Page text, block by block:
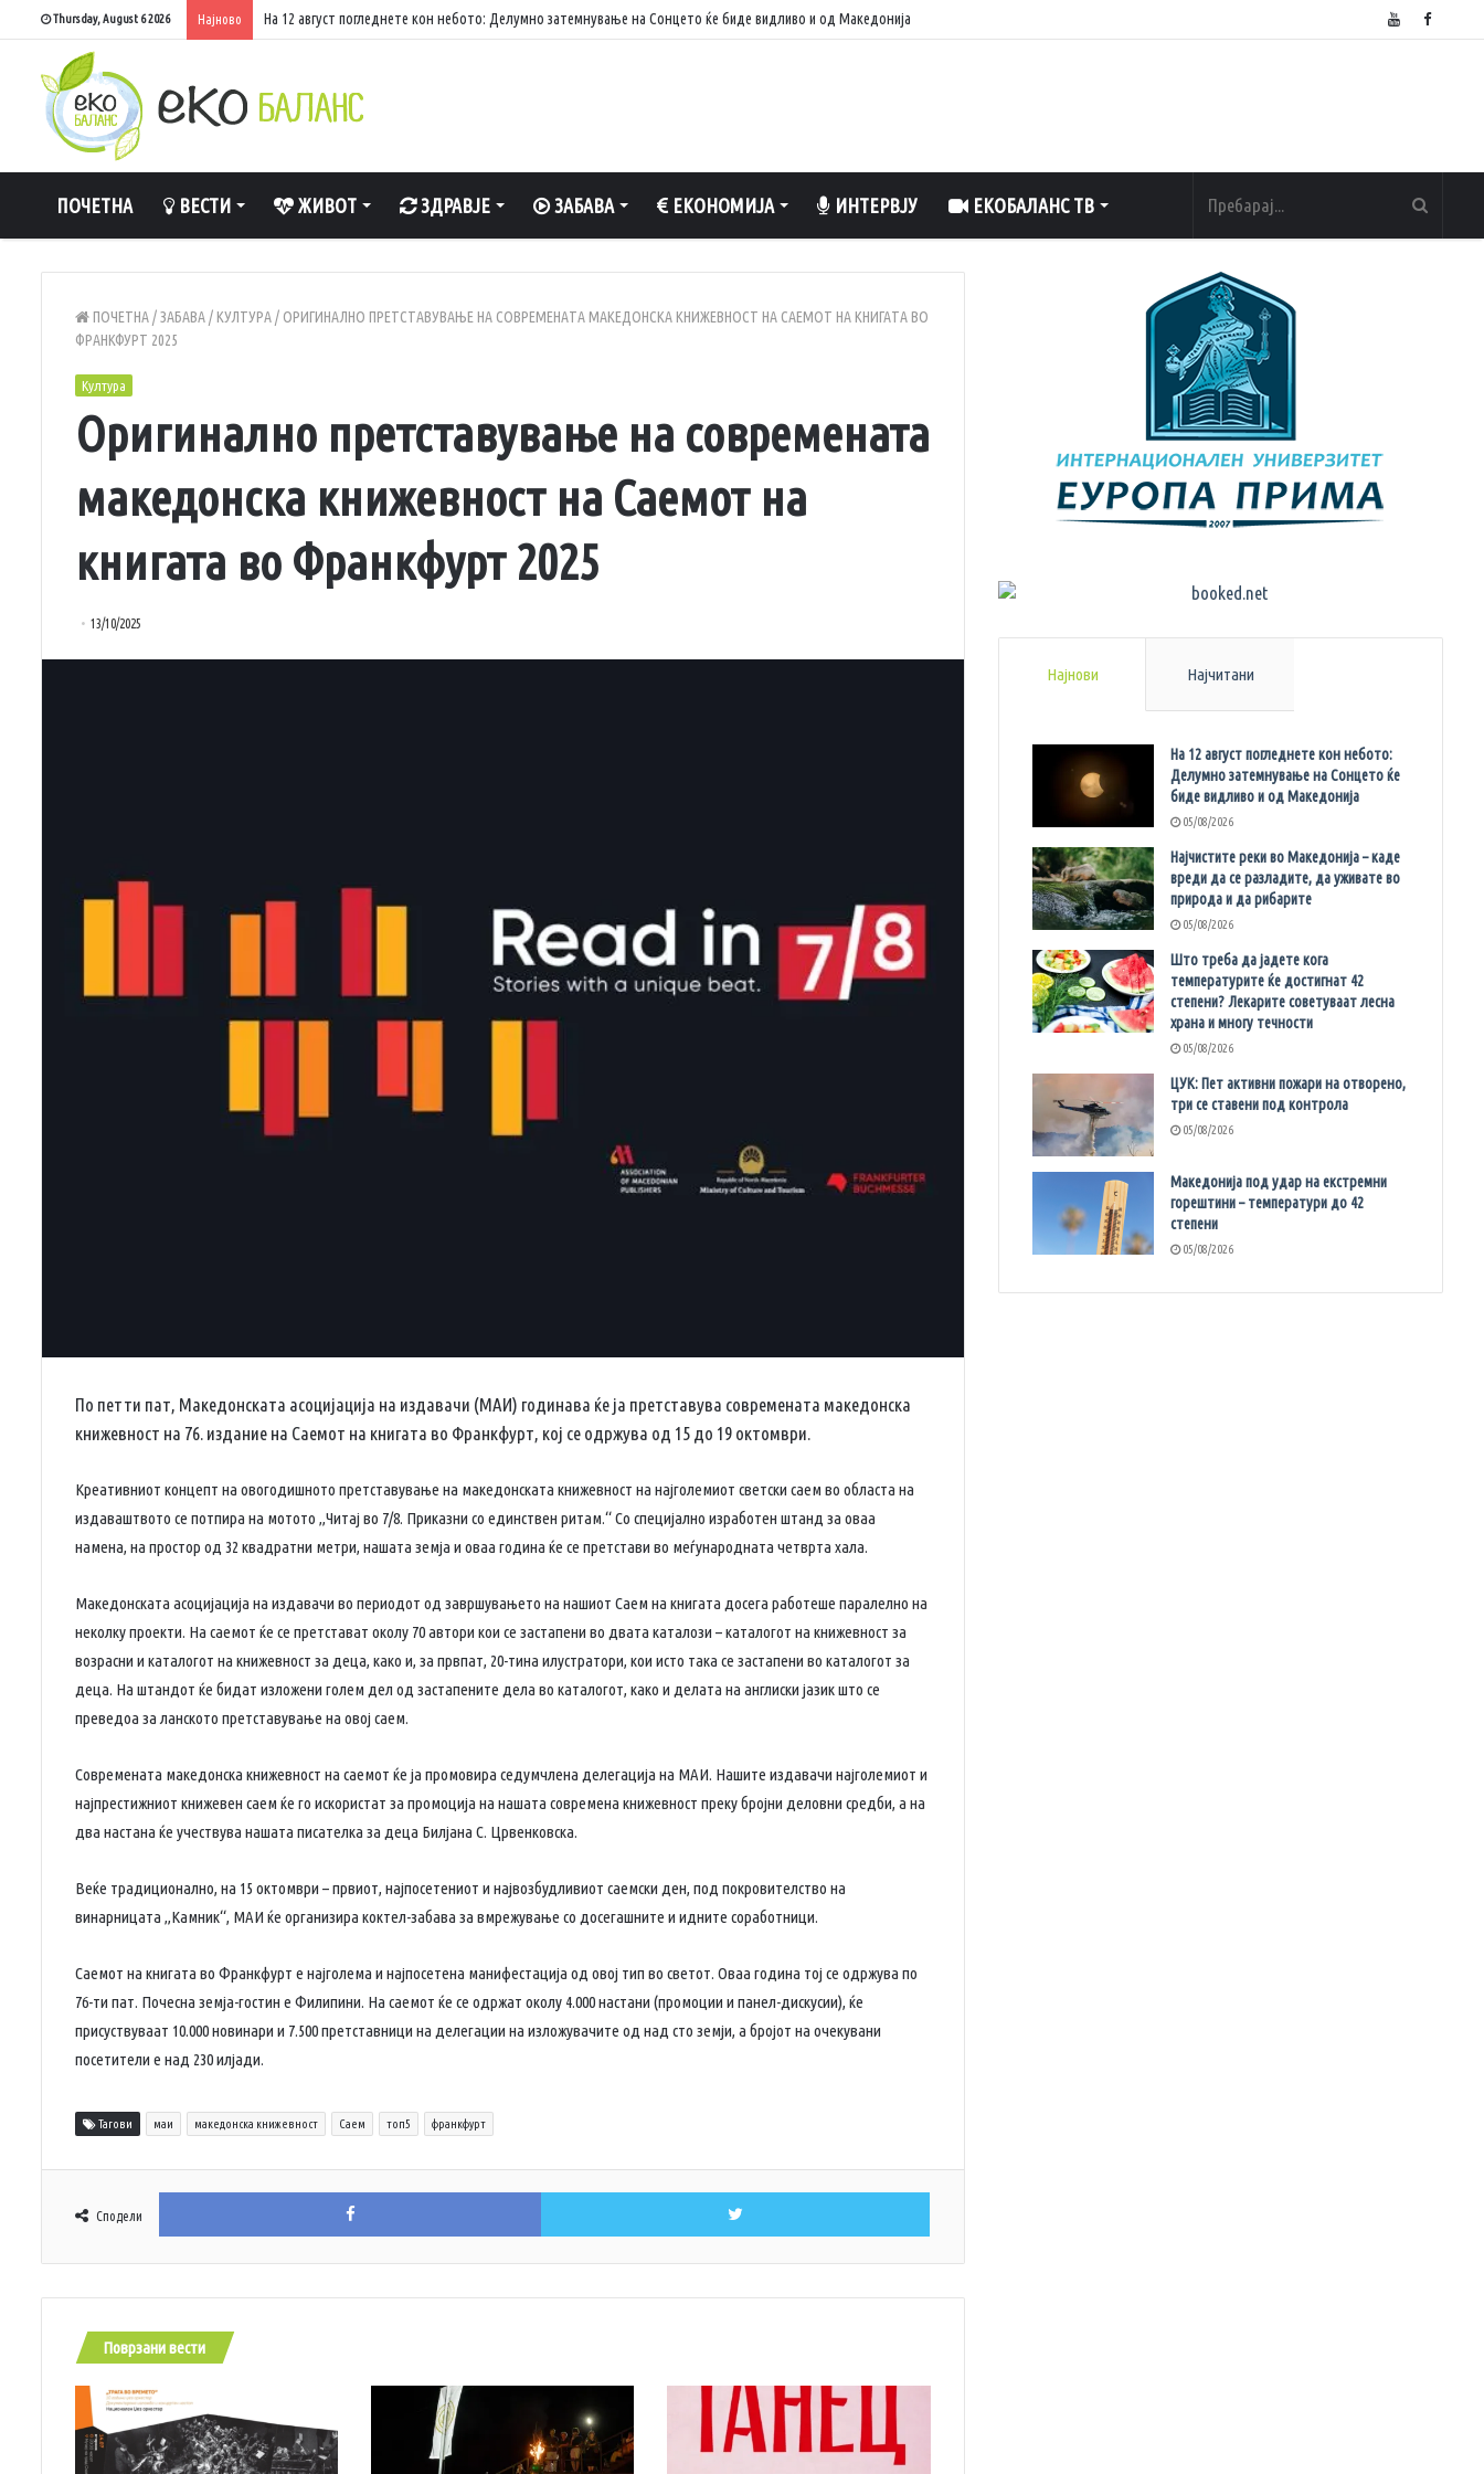
Thursday, August 6 2026 Најново На 12 август погледнете кон небото: Делумно затемнување на Сонцето ќе биде видливо и од Македонија
ПОЧЕТНА ВЕСТИ ЖИВОТ ЗДРАВЈЕ ЗАБАВА ЕКОНОМИЈА ИНТЕРВЈУ ЕКОБАЛАНС ТВ
ПОЧЕТНА/ЗАБАВА/ КУЛТУРА/ ОРИГИНАЛНО ПРЕТСТАВУВАЊЕ НА СОВРЕМЕНАТА МАКЕДОНСКА КНИЖЕВНОСТ НА САЕМОТ НА КНИГАТА ВО
ФРАНКФУРТ 2025
Култура
Оригинално претставување на современата
македонска книжевност на Саемот на
книгата во Франкфурт 2025
13/10/2025
По петти пат, Македонската асоцијација на издавачи (МАИ) годинава ќе ја претставува современата македонска
книжевност на 76. издание на Саемот на книгата во Франкфурт, кој се одржува од 15 до 19 октомври.
Креативниот концепт на овогодишното претставување на македонската книжевност на најголемиот светски саем во областа на
издаваштвото се потпира на мотото „Читај во 7/8. Приказни со единствен ритам.“ Со специјално изработен штанд за оваа
намена, на простор од 32 квадратни метри, нашата земја и оваа година ќе се претстави во меѓународната четврта хала.
Македонската асоцијација на издавачи во периодот од завршувањето на нашиот Саем на книгата досега работеше паралелно на
неколку проекти. На саемот ќе се претстават околу 70 автори кои се застапени во двата каталози – каталогот на книжевност за
возрасни и каталогот на книжевност за деца, како и, за првпат, 20-тина илустратори, кои исто така се застапени во каталогот за
деца. На штандот ќе бидат изложени голем дел од застапените дела во каталогот, како и делата на англиски јазик што се
преведоа за ланското претставување на овој саем.
Современата македонска книжевност на саемот ќе ја промовира седумчлена делегација на МАИ. Нашите издавачи најголемиот и
најпрестижниот книжевен саем ќе го искористат за промоција на нашата современа книжевност преку бројни деловни средби, а на
два настана ќе учествува нашата писателка за деца Билјана С. Црвенковска.
Веќе традиционално, на 15 октомври – првиот, најпосетениот и највозбудливиот саемски ден, под покровителство на
винарницата „Камник“, МАИ ќе организира коктел-забава за вмрежување со досегашните и идните соработници.
Саемот на книгата во Франкфурт е најголема и најпосетена манифестација од овој тип во светот. Оваа година тој се одржува по
76-ти пат. Почесна земја-гостин е Филипини. На саемот ќе се одржат околу 4.000 настани (промоции и панел-дискусии), ќе
присуствуваат 10.000 новинари и 7.500 претставници на делегации на изложувачите од над сто земји, а бројот на очекувани
посетители е над 230 илјади.
Тагови маи македонска книжевност Саем топ5 франкфурт
Сподели
Facebook Twitter
Поврзани вести
Најнови Најчитани
На 12 август погледнете кон небото:
Делумно затемнување на Сонцето ќе
биде видливо и од Македонија
05/08/2026
Најчистите реки во Македонија – каде
вреди да се разладите, да уживате во
природа и да рибарите
05/08/2026
Што треба да јадете кога
температурите ќе достигнат 42
степени? Лекарите советуваат лесна
храна и многу течности
05/08/2026
ЦУК: Пет активни пожари на отворено,
три се ставени под контрола
05/08/2026
Македонија под удар на екстремни
горештини – температури до 42
степени
05/08/2026